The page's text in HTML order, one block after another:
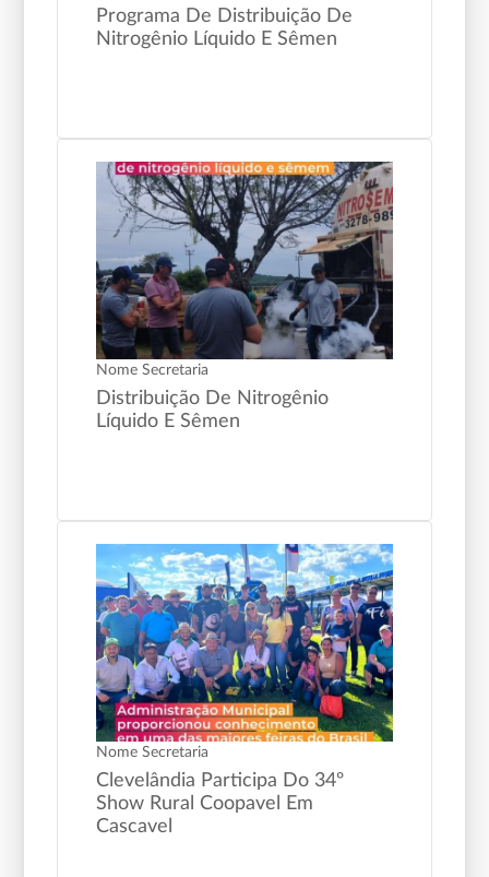
Programa De Distribuição De
Nitrogênio Líquido E Sêmen
Nome Secretaria
Distribuição De Nitrogênio
Líquido E Sêmen
Nome Secretaria
Clevelândia Participa Do 34º
Show Rural Coopavel Em
Cascavel